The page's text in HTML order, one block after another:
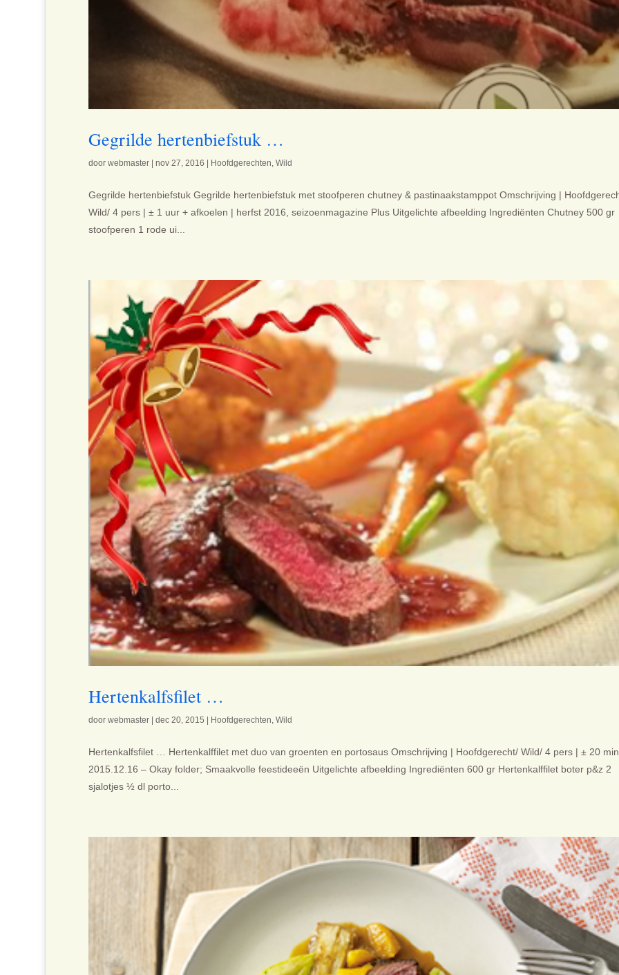
Gegrilde hertenbiefstuk …
door webmaster| nov 27, 2016 | Hoofdgerechten Wild
Gegrilde hertenbiefstuk Gegrilde hertenbiefstuk met stoofperen chutney & pastinaakstamppot Omschrijving |
Wild/ 4 pers | ± 1 uur + afkoelen | herfst 2016, seizoenmagazine Plus Uitgelichte afbeelding Ingrediënten Chutney 500 gr
stoofperen 1 rode ui...
Hertenkalfsfilet …
door webmaster| dec 20, 2015 Hoofdgerechten, Wild
Hertenkalfsfilet … Hertenkalffilet met duo van groenten en portosaus Omschrijving | Hoofdgerecht/ Wild/ 4 pers | ± 20
2015.12.16 – Okay folder; Smaakvolle feestideeën Uitgelichte afbeelding Ingrediënten 600 gr Hertenkalffilet boter p&z 2
sjalotjes ½ dl porto...